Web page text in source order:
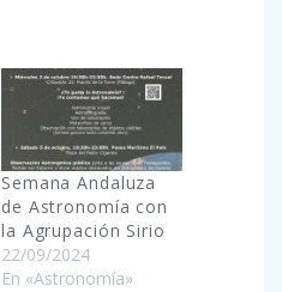
Semana Andaluza
de Astronomía con
la Agrupación Sirio
22/09/2024
En «Astronomía»